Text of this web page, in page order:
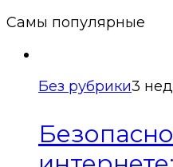
Самы популярные
Без рубрики3